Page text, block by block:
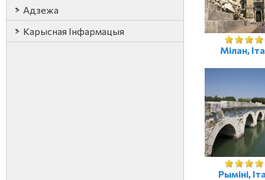
Адзежа
Карысная Iнфармацыя
Мілан,
Рыміні,